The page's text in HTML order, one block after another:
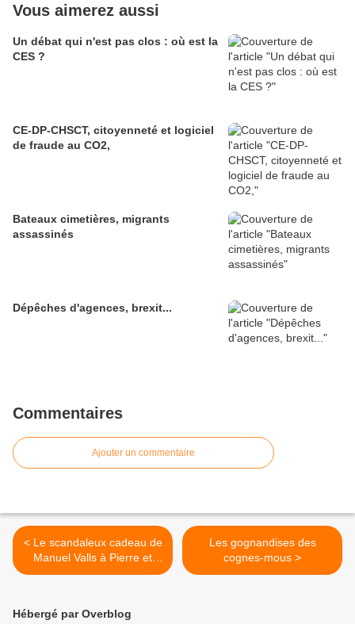
Vous aimerez aussi
Un débat qui n'est pas clos : où est la
CES ?
CE-DP-CHSCT, citoyenneté et logiciel
de fraude au CO2,
Bateaux cimetières, migrants
assassinés
Dépêches d'agences, brexit...
Commentaires
Ajouter un commentaire
< Le scandaleux cadeau de
Manuel Valls à Pierre et
Vacances pour saccager la
Les gognandises des
cognes-mous >
Hébergé par Overblog